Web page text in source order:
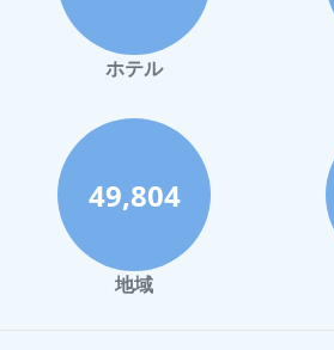
ハワイイでのホテル
鎌倉市でのホテル
長崎市でのホテル
奄美市でのホテル
小豆島町でのホテル
千葉市でのホテル
ホテル
49,804
地域